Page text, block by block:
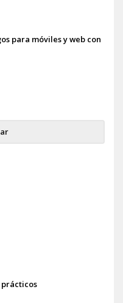
para móviles y web con
prácticos